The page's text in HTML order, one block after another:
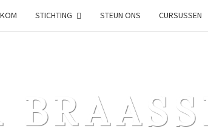
STICHTING STEUN ONS CURSUSSEN